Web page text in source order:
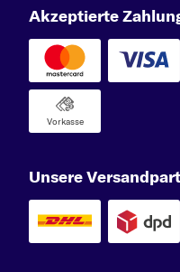
Akzeptierte
Vorkasse
Unsere